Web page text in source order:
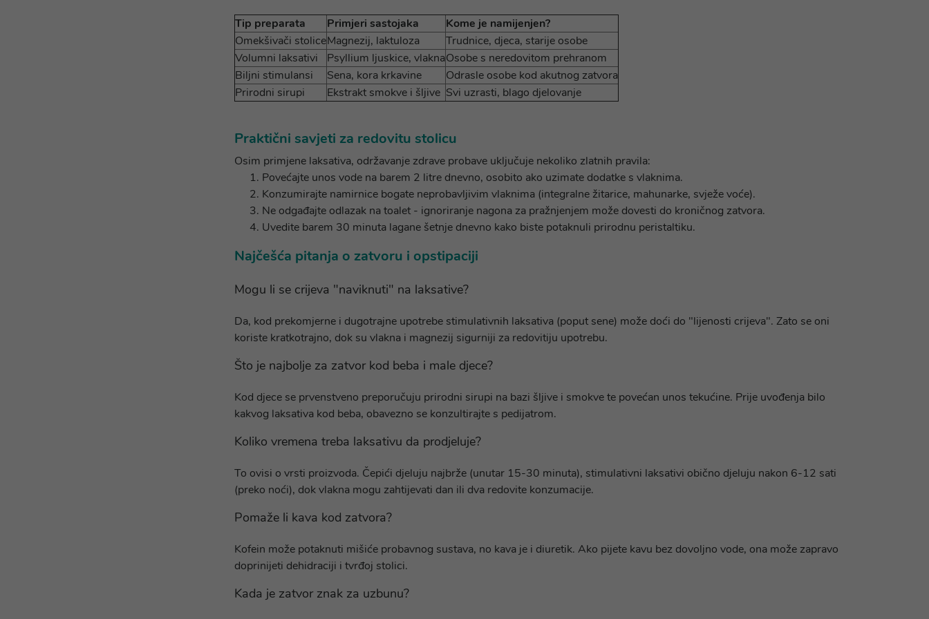
Tip preparata Primjeri sastojaka
Kome je namijenjen?
Omekšivači stoliceMagnezij, laktuloza
Trudnice, djeca, starije osobe
Volumni laksativi
Psyllium ljuskice, vlaknaOsobe s neredovitom prehranom
Biljni stimulansi
Sena, kora krkavine
Odrasle osobe kod akutnog zatvora
Prirodni sirupi
Ekstrakt smokve i šljive Svi uzrasti, blago djelovanje
Praktični savjeti za redovitu stolicu
Osim primjene laksativa, održavanje zdrave probave uključuje nekoliko zlatnih pravila:
Povećajte unos vode na barem 2 litre dnevno, osobito ako uzimate dodatke s vlaknima.
Konzumirajte namirnice bogate neprobavljivim vlaknima (integralne žitarice, mahunarke, svježe voće).
Ne odgađajte odlazak na toalet - ignoriranje nagona za pražnjenjem može dovesti do kroničnog zatvora.
Uvedite barem 30 minuta lagane šetnje dnevno kako biste potaknuli prirodnu peristaltiku.
Najčešća pitanja o zatvoru i opstipaciji
Mogu li se crijeva "naviknuti" na laksative?
Da, kod prekomjerne i dugotrajne upotrebe stimulativnih laksativa (poput sene) može doći do "lijenosti crijeva". Zato se oni
koriste kratkotrajno, dok su vlakna i magnezij sigurniji za redovitiju upotrebu.
Što je najbolje za zatvor kod beba i male djece?
Kod djece se prvenstveno preporučuju prirodni sirupi na bazi šljive i smokve te povećan unos tekućine. Prije uvođenja bilo
kakvog laksativa kod beba, obavezno se konzultirajte s pedijatrom.
Koliko vremena treba laksativu da prodjeluje?
To ovisi o vrsti proizvoda. Čepići djeluju najbrže (unutar 15-30 minuta), stimulativni laksativi obično djeluju nakon 6-12 sati
(preko noći), dok vlakna mogu zahtijevati dan ili dva redovite konzumacije.
Pomaže li kava kod zatvora?
Kofein može potaknuti mišiće probavnog sustava, no kava je i diuretik. Ako pijete kavu bez dovoljno vode, ona može zapravo
doprinijeti dehidraciji i tvrđoj stolici.
Kada je zatvor znak za uzbunu?